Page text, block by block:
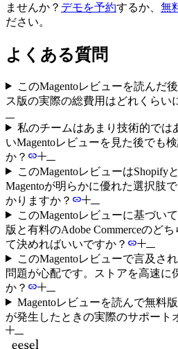
ませんか？ デモを予約するか、 無
ださい。
よくある質問
このMagentoレビューを読んだ
ス版の実際の総費用はどれくらい
私のチームはあまり技術的では
いMagentoレビューを見た後でも
か？
このMagentoレビューはShopify
Magentoが明らかに優れた選択肢
かりますか？
このMagentoレビューに基づい
版と有料のAdobe Commerceのど
て決めればいいですか？
このMagentoレビューで言及さ
問題が心配です。ストアを高速に
か？
Magentoレビューを読んで無料
が発生したときの実際のサポート